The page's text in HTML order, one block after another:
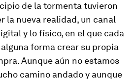
de la tormenta tuvieron
la nueva realidad, un canal
y lo físico, en el que cada
forma crear su propia
. Aunque aún no estamos
camino andado y aunque